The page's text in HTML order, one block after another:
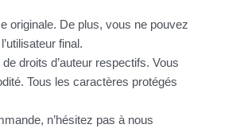
originale. De plus, vous ne pouvez
final.
droits d’auteur respectifs. Vous
Tous les caractères protégés
n’hésitez pas à nous